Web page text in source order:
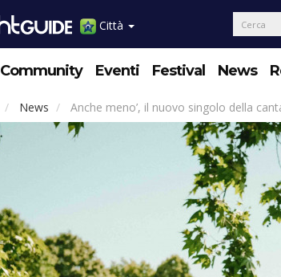
Città
Community Eventi Festival News
News Anche meno’, il nuovo singolo della